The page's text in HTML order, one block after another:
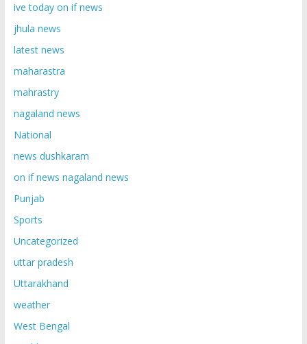
ive today on if news
jhula news
latest news
maharastra
mahrastry
nagaland news
National
news dushkaram
on if news nagaland news
Punjab
Sports
Uncategorized
uttar pradesh
Uttarakhand
weather
West Bengal